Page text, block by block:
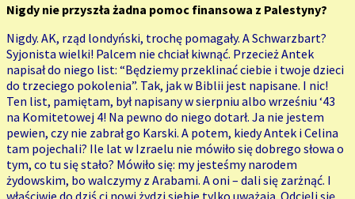
Nigdy nie przyszła żadna pomoc finansowa z Palestyny?
Nigdy. AK, rząd londyński, trochę pomagały. A Schwarzbart?
Syjonista wielki! Palcem nie chciał kiwnąć. Przecież Antek
napisał do niego list: “Będziemy przeklinać ciebie i twoje dzieci
do trzeciego pokolenia”. Tak, jak w Biblii jest napisane. I nic!
Ten list, pamiętam, był napisany w sierpniu albo wrześniu ‘43
na Komitetowej 4! Na pewno do niego dotarł. Ja nie jestem
pewien, czy nie zabrał go Karski. A potem, kiedy Antek i Celina
tam pojechali? Ile lat w Izraelu nie mówiło się dobrego słowa o
tym, co tu się stało? Mówiło się: my jesteśmy narodem
żydowskim, bo walczymy z Arabami. A oni – dali się zarżnąć. I
właściwie do dziś ci nowi żydzi siebie tylko uważają. Odcięli się